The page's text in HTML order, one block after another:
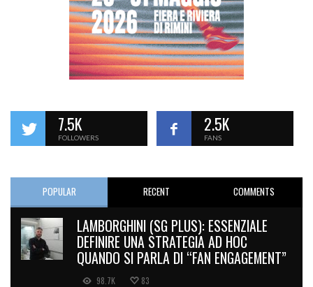
7.5K
FOLLOWERS
2.5K
FANS
POPULAR RECENT COMMENTS
LAMBORGHINI (SG PLUS): ESSENZIALE
DEFINIRE UNA STRATEGIA AD HOC
QUANDO SI PARLA DI “FAN ENGAGEMENT”
98.7K 83